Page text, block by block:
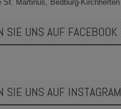
St. Martinus, Bedburg-Kirchherten
SIE UNS AUF FACEBOOK
SIE UNS AUF INSTAGRAM